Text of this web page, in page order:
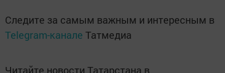
Следите за самым важным и интересным в
Telegram-канале Татмедиа
Читайте новости Татарстана в